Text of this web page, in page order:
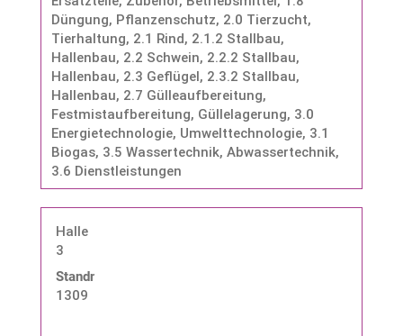
Düngung, Pflanzenschutz, 2.0 Tierzucht,
Tierhaltung, 2.1 Rind, 2.1.2 Stallbau,
Hallenbau, 2.2 Schwein, 2.2.2 Stallbau,
Hallenbau, 2.3 Geflügel, 2.3.2 Stallbau,
Hallenbau, 2.7 Gülleaufbereitung,
Festmistaufbereitung, Güllelagerung, 3.0
Energietechnologie, Umwelttechnologie, 3.1
Biogas, 3.5 Wassertechnik, Abwassertechnik,
3.6 Dienstleistungen
Halle
3
Standnummer:
1309